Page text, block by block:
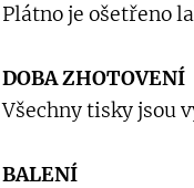
Plátno je ošetřeno
DOBA ZHOTOVENÍ
Všechny tisky jsou
BALENÍ